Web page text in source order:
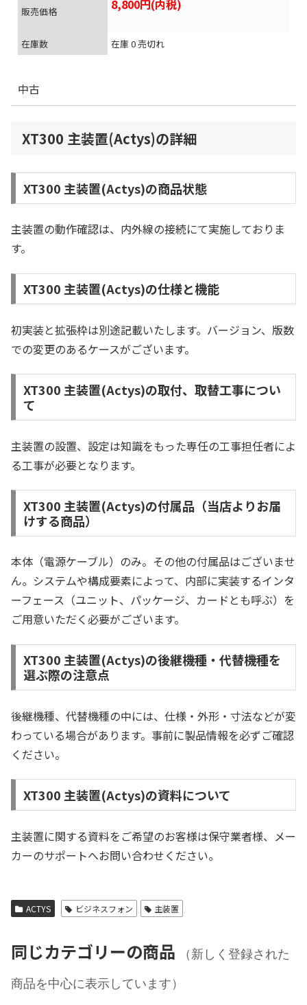
販売価格 8,800円(内税)
在庫数 在庫 0 売切れ
中古
XT300 主装置(Actys)の詳細
XT300 主装置(Actys)の商品状態
主装置の動作確認は、内外線の接続にて実施しておりま
す。
XT300 主装置(Actys)の仕様と機能
初実装と拡張枠は別途記載いたします。バージョン、版数
での変更のあるケースがございます。
XT300 主装置(Actys)の取付、取替工事につい
て
主装置の設置、設定は知識をもった専任の工事担任者によ
る工事が必要となります。
XT300 主装置(Actys)の付属品（当店よりお届
けする商品）
本体（電源ケーブル）のみ。その他の付属品はございませ
ん。システムや構成要素によって、内部に実装するインタ
ーフェース（ユニット、パッケージ、カードとも呼ぶ）を
ご用意いただく必要がございます。
XT300 主装置(Actys)の後継機種・代替機種を
選ぶ際の注意点
後継機種、代替機種の中には、仕様・外形・寸法などが変
わっている場合があります。事前に製品情報を必ずご確認
ください。
XT300 主装置(Actys)の資料について
主装置に関する資料をご希望のお客様は保守業者様、メー
カーのサポートへお問い合わせください。
ACTYS ビジネスフォン 主装置
同じカテゴリーの商品
（新しく登録された
商品を中心に表示しています）